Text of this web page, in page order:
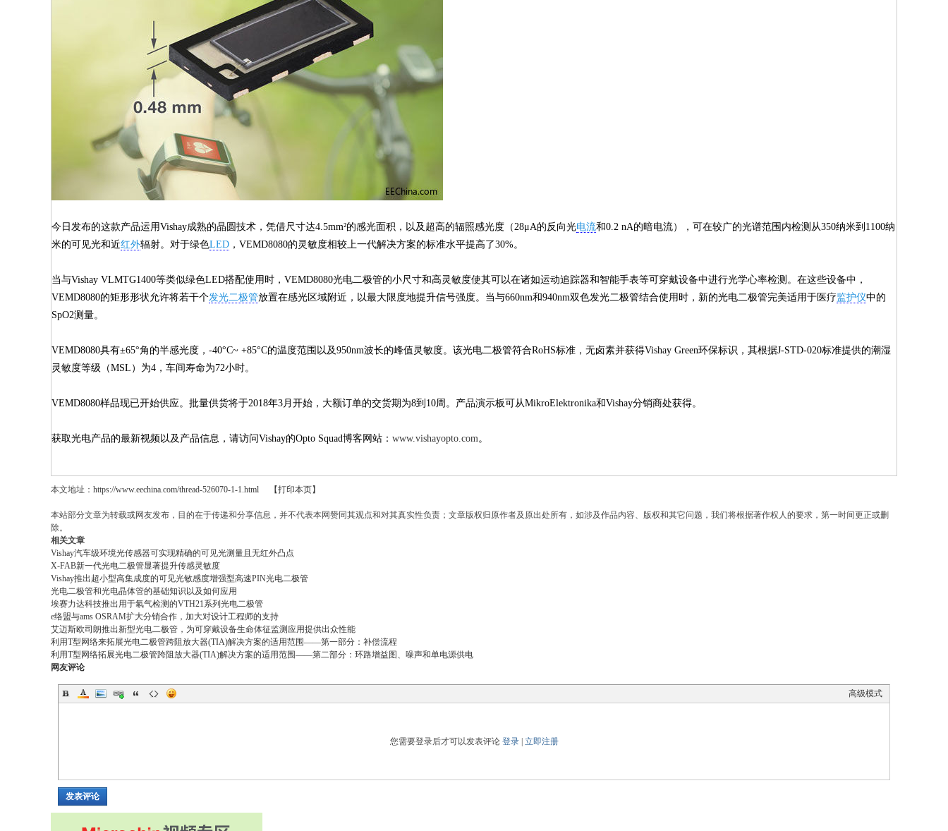
今日发布的这款产品运用Vishay成熟的晶圆技术，凭借尺寸达4.5mm²的感光面积，以及超高的辐照感光度（28μA的反向光电流和0.2 nA的暗电流），可在较广的光谱范围内检测从350纳米到1100纳
米的可见光和近红外辐射。对于绿色LED ，VEMD8080的灵敏度相较上一代解决方案的标准水平提高了30%。
当与Vishay VLMTG1400等类似绿色LED搭配使用时，VEMD8080光电二极管的小尺寸和高灵敏度使其可以在诸如运动追踪器和智能手表等可穿戴设备中进行光学心率检测。在这些设备中，
VEMD8080的矩形形状允许将若干个发光二极管放置在感光区域附近，以最大限度地提升信号强度。当与660nm和940nm双色发光二极管结合使用时，新的光电二极管完美适用于医疗监护仪中的
SpO2测量。
VEMD8080具有±65°角的半感光度，-40°C~ +85°C的温度范围以及950nm波长的峰值灵敏度。该光电二极管符合RoHS标准，无卤素并获得Vishay Green环保标识，其根据J-STD-020标准提供的潮湿
灵敏度等级（MSL）为4，车间寿命为72小时。
VEMD8080样品现已开始供应。批量供货将于2018年3月开始，大额订单的交货期为8到10周。产品演示板可从MikroElektronika和Vishay分销商处获得。
获取光电产品的最新视频以及产品信息，请访问Vishay的Opto Squad博客网站： www.vishayopto.com。
本文地址： https://www.eechina.com/thread-526070-1-1.html 【打印本页】
本站部分文章为转载或网友发布，目的在于传递和分享信息，并不代表本网赞同其观点和对其真实性负责；文章版权归原作者及原出处所有，如涉及作品内容、版权和其它问题，我们将根据著作权人的要求，第一时间更正或删
除。
相关文章
Vishay汽车级环境光传感器可实现精确的可见光测量且无红外凸点
X-FAB新一代光电二极管显著提升传感灵敏度
Vishay推出超小型高集成度的可见光敏感度增强型高速PIN光电二极管
光电二极管和光电晶体管的基础知识以及如何应用
埃赛力达科技推出用于氡气检测的VTH21系列光电二极管
e络盟与ams OSRAM扩大分销合作，加大对设计工程师的支持
艾迈斯欧司朗推出新型光电二极管，为可穿戴设备生命体征监测应用提供出众性能
利用T型网络来拓展光电二极管跨阻放大器(TIA)解决方案的适用范围——第一部分：补偿流程
利用T型网络拓展光电二极管跨阻放大器(TIA)解决方案的适用范围——第二部分：环路增益图、噪声和单电源供电
网友评论
高级模式
您需要登录后才可以发表评论 登录| 立即注册
发表评论